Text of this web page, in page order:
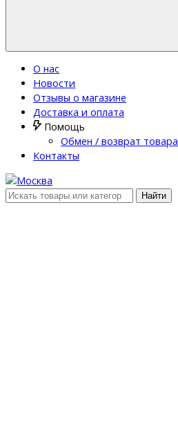
О нас
Новости
Отзывы о магазине
Доставка и оплата
Помощь
Обмен / возврат товара
Контакты
Найти